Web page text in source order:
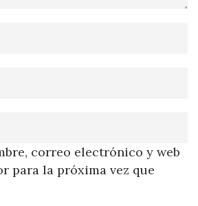
correo electrónico y web
para la próxima vez que